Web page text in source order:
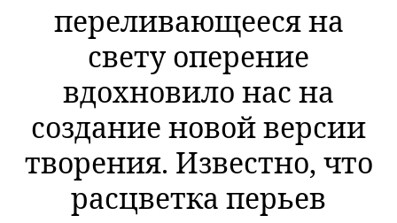
переливающееся на
свету оперение
вдохновило нас на
создание новой версии
творения. Известно, что
расцветка перьев